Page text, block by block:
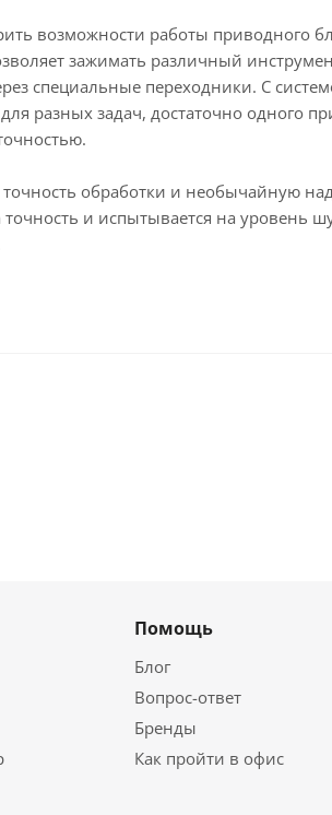
возможности работы приводного
зажимать различный
специальные переходники. С
разных задач, достаточно одного
обработки и необычайную
точность и испытывается на уровень
Помощь
Блог
Вопрос-ответ
Бренды
Как пройти в офис